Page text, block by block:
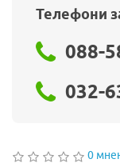
Телефони
088-
032-
0